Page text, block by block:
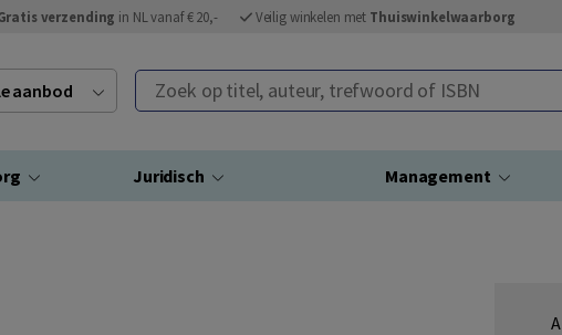
verzending in NL vanaf € 20,- Veilig winkelen met Thuiswinkelwaarborg
aanbod Zoek op titel, auteur, trefwoord of ISBN
Juridisch Management
A